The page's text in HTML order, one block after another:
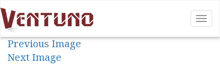
Previous Image
Next Image